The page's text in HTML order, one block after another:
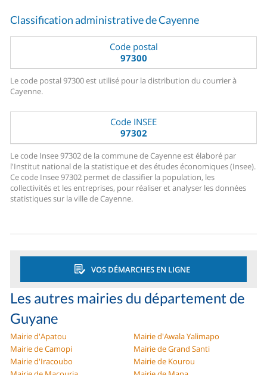
Classification administrative de Cayenne
Code postal
97300
Le code postal 97300 est utilisé pour la distribution du courrier à
Cayenne.
Code INSEE
97302
Le code Insee 97302 de la commune de Cayenne est élaboré par
l'Institut national de la statistique et des études économiques (Insee).
Ce code Insee 97302 permet de classifier la population, les
collectivités et les entreprises, pour réaliser et analyser les données
statistiques sur la ville de Cayenne.
VOS DÉMARCHES EN LIGNE
Les autres mairies du département de
Guyane
Mairie d'Apatou
Mairie d'Awala Yalimapo
Mairie de Camopi
Mairie de Grand Santi
Mairie d'Iracoubo
Mairie de Kourou